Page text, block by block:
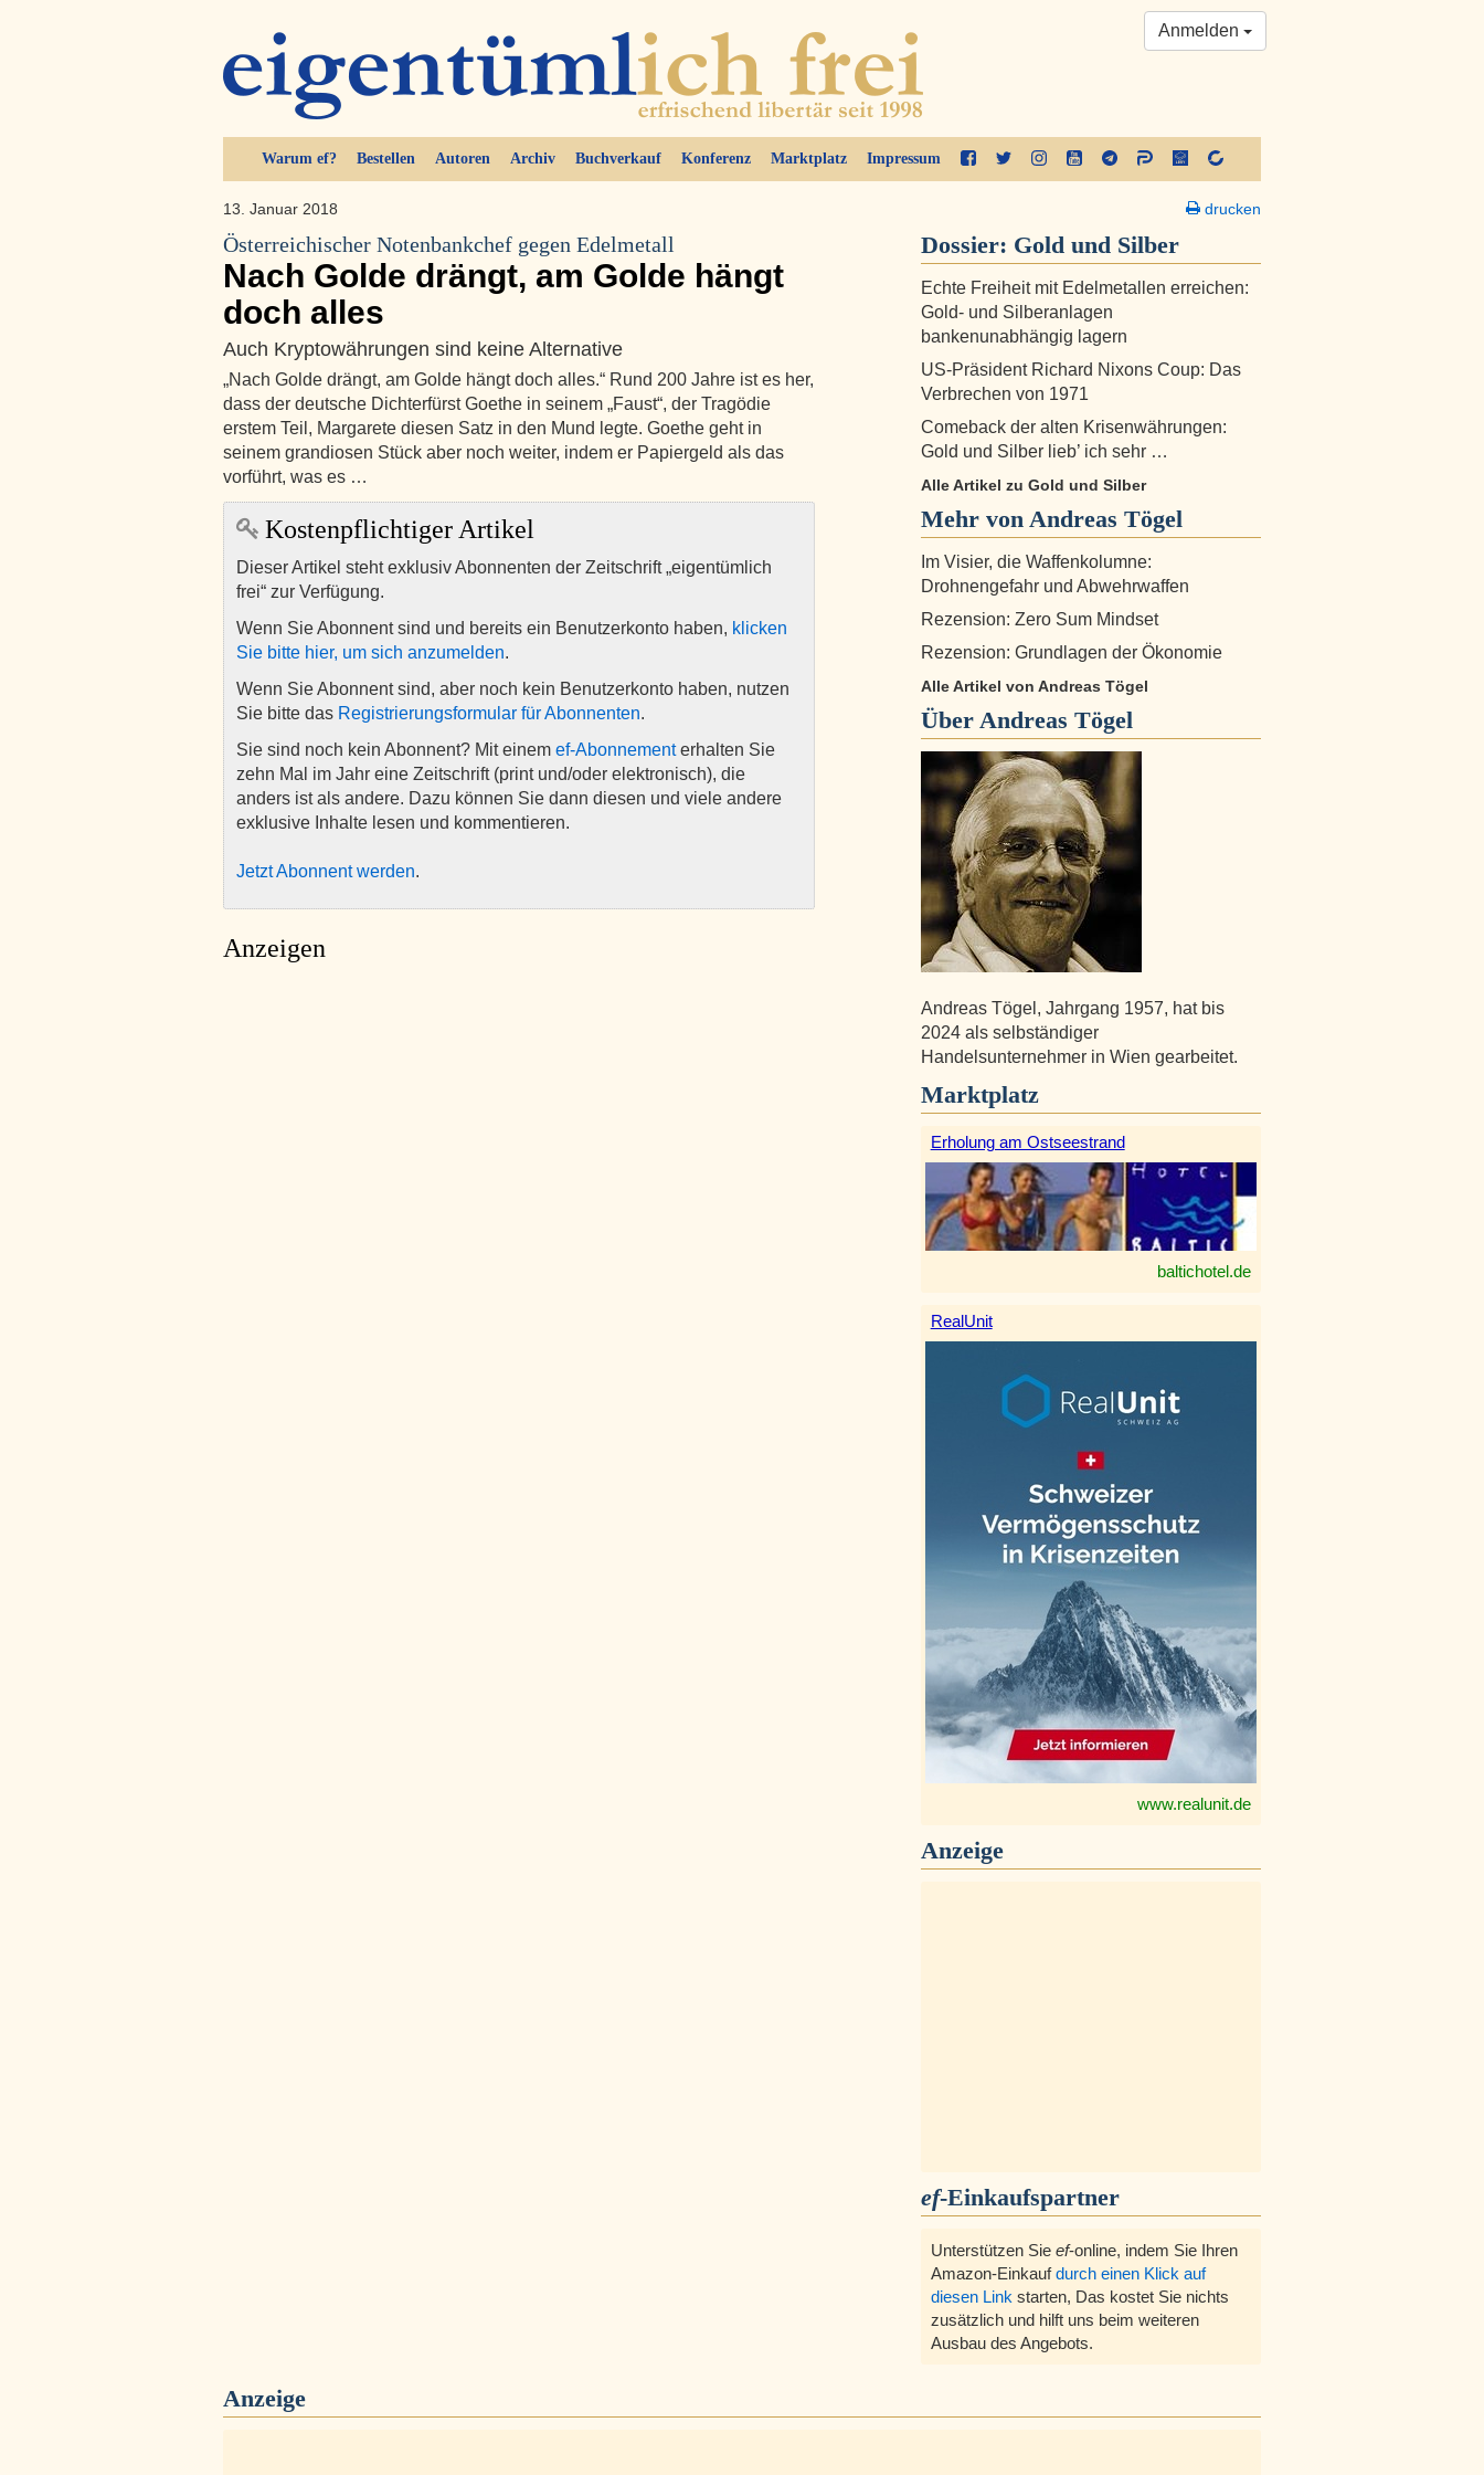
Warum ef? Bestellen Autoren Archiv Buchverkauf Konferenz Marktplatz Impressum
Anmelden
13. Januar 2018
Österreichischer Notenbankchef gegen Edelmetall
Nach Golde drängt, am Golde hängt
doch alles
Auch Kryptowährungen sind keine Alternative
„Nach Golde drängt, am Golde hängt doch alles.“ Rund 200 Jahre ist es her,
dass der deutsche Dichterfürst Goethe in seinem „Faust“, der Tragödie
erstem Teil, Margarete diesen Satz in den Mund legte. Goethe geht in
seinem grandiosen Stück aber noch weiter, indem er Papiergeld als das
vorführt, was es …
Kostenpflichtiger Artikel
Dieser Artikel steht exklusiv Abonnenten der Zeitschrift „eigentümlich
frei“ zur Verfügung.
Wenn Sie Abonnent sind und bereits ein Benutzerkonto haben, klicken
Sie bitte hier, um sich anzumelden.
Wenn Sie Abonnent sind, aber noch kein Benutzerkonto haben, nutzen
Sie bitte das Registrierungsformular für Abonnenten.
Sie sind noch kein Abonnent? Mit einem ef-Abonnementerhalten Sie
zehn Mal im Jahr eine Zeitschrift (print und/oder elektronisch), die
anders ist als andere. Dazu können Sie dann diesen und viele andere
exklusive Inhalte lesen und kommentieren.
Jetzt Abonnent werden.
Anzeigen
drucken
Dossier: Gold und Silber
Echte Freiheit mit Edelmetallen erreichen:
Gold- und Silberanlagen
bankenunabhängig lagern
US-Präsident Richard Nixons Coup: Das
Verbrechen von 1971
Comeback der alten Krisenwährungen:
Gold und Silber lieb’ ich sehr …
Alle Artikel zu Gold und Silber
Mehr von Andreas Tögel
Im Visier, die Waffenkolumne:
Drohnengefahr und Abwehrwaffen
Rezension: Zero Sum Mindset
Rezension: Grundlagen der Ökonomie
Alle Artikel von Andreas Tögel
Über Andreas Tögel
Andreas Tögel, Jahrgang 1957, hat bis
2024 als selbständiger
Handelsunternehmer in Wien gearbeitet.
Marktplatz
Erholung am Ostseestrand
baltichotel.de
RealUnit
www.realunit.de
Anzeige
ef-Einkaufspartner
Unterstützen Sie ef-online, indem Sie Ihren
Amazon-Einkaufdurch einen Klick auf
diesen Link starten, Das kostet Sie nichts
zusätzlich und hilft uns beim weiteren
Ausbau des Angebots.
Anzeige